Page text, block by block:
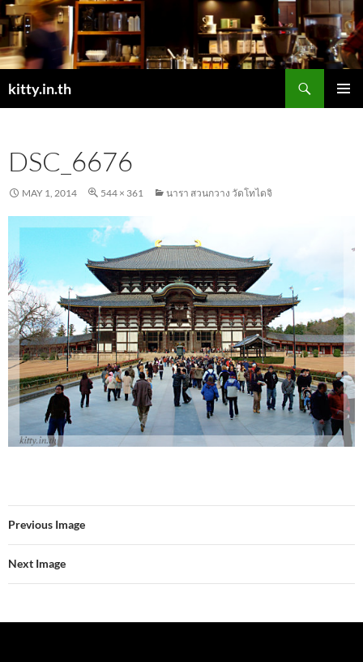
Skip
to
content
kitty.in.th
DSC_6676
MAY 1, 2014 544 × 361 นารา สวนกวาง วัดโทไดจิ
Previous Image
Next Image